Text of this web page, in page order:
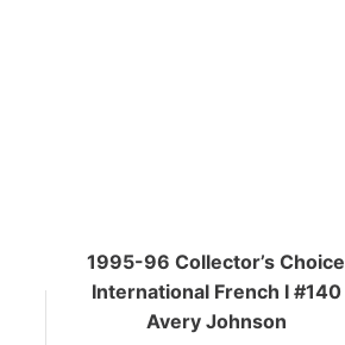
1995-96 Collector’s Choice
International French I #140
Avery Johnson